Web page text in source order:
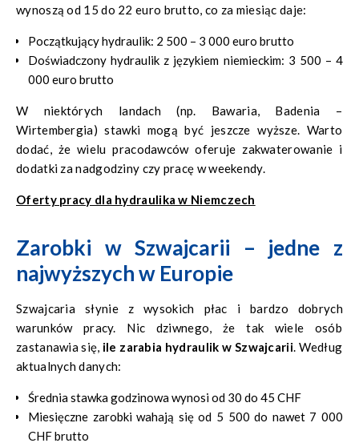
wynoszą od 15 do 22 euro brutto, co za miesiąc daje:
Początkujący hydraulik: 2 500 – 3 000 euro brutto
Doświadczony hydraulik z językiem niemieckim: 3 500 – 4
000 euro brutto
W niektórych landach (np. Bawaria, Badenia –
Wirtembergia) stawki mogą być jeszcze wyższe. Warto
dodać, że wielu pracodawców oferuje zakwaterowanie i
dodatki za nadgodziny czy pracę w weekendy.
Oferty pracy dla hydraulika w Niemczech
Zarobki w Szwajcarii – jedne z
najwyższych w Europie
Szwajcaria słynie z wysokich płac i bardzo dobrych
warunków pracy. Nic dziwnego, że tak wiele osób
zastanawia się, ile zarabia hydraulik w Szwajcarii. Według
aktualnych danych:
Średnia stawka godzinowa wynosi od 30 do 45 CHF
Miesięczne zarobki wahają się od 5 500 do nawet 7 000
CHF brutto